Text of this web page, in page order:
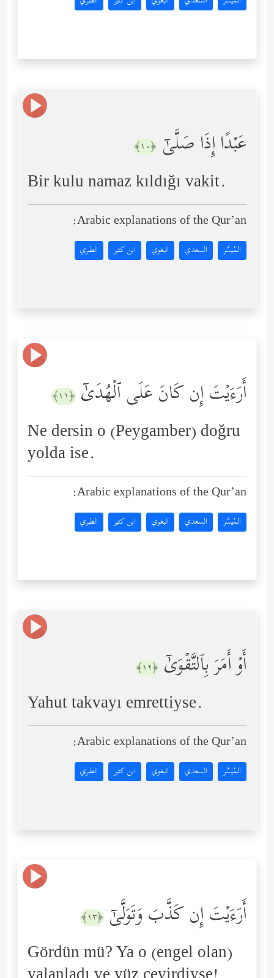
عَبۡدًا إِذَا صَلَّىٰۤ ﴿١٠﴾
Bir kulu namaz kıldığı vakit.
Arabic explanations of the Qur’an:
المُيسَّر السعدي البغوي ابن كثير الطبري
أَرَءَیۡتَ إِن كَانَ عَلَى ٱلۡهُدَىٰۤ ﴿١١﴾
Ne dersin o (Peygamber) doğru
yolda ise.
Arabic explanations of the Qur’an:
المُيسَّر السعدي البغوي ابن كثير الطبري
أَوۡ أَمَرَ بِٱلتَّقۡوَىٰۤ ﴿١٢﴾
Yahut takvayı emrettiyse.
Arabic explanations of the Qur’an:
المُيسَّر السعدي البغوي ابن كثير الطبري
أَرَءَیۡتَ إِن كَذَّبَ وَتَوَلَّىٰۤ ﴿١٣﴾
Gördün mü? Ya o (engel olan)